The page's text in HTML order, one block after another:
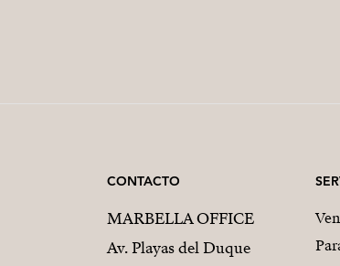
CONTACTO
MARBELLA OFFICE
Av. Playas del Duque